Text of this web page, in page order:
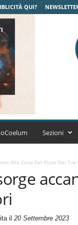
QUI?
C
u
A
r
Sezioni
Alla Cima Del Pizzo Dei Tre
il 20 Settembre 2023